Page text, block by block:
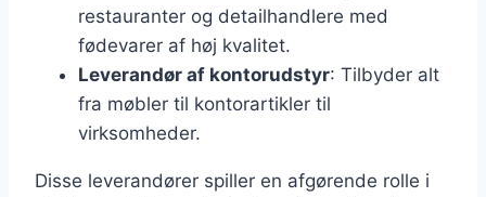
restauranter og detailhandlere med
fødevarer af høj kvalitet.
Leverandør af kontorudstyr: Tilbyder alt
fra møbler til kontorartikler til
virksomheder.
Disse leverandører spiller en afgørende rolle i